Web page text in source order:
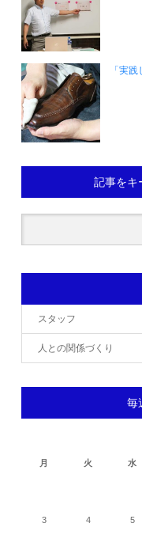
「実
記事をキ
スタッフ
人との関係づくり
毎
月
火 水
3 4 5